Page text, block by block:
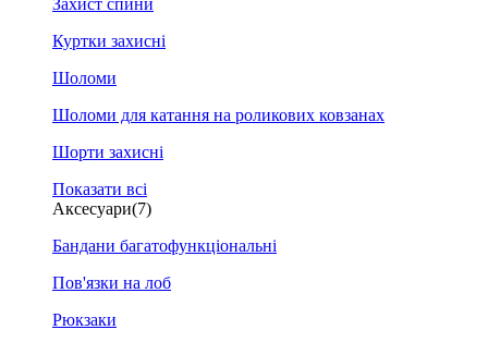
Захист спини
Куртки захисні
Шоломи
Шоломи для катання на роликових ковзанах
Шорти захисні
Показати всі
Аксесуари(7)
Бандани багатофункціональні
Пов'язки на лоб
Рюкзаки